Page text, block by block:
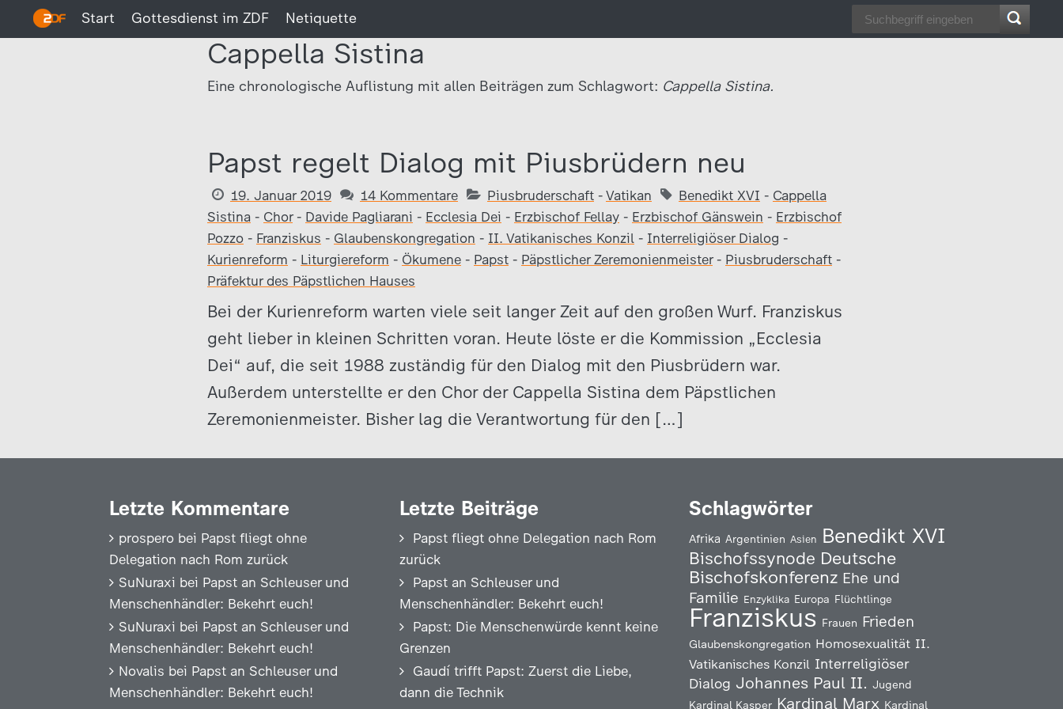
Start Gottesdienst im ZDF Netiquette
Cappella Sistina
Eine chronologische Auflistung mit allen Beiträgen zum Schlagwort: Cappella Sistina.
Papst regelt Dialog mit Piusbrüdern neu
19. Januar 2019 14 Kommentare Piusbruderschaft - Vatikan Benedikt XVI - Cappella
Sistina - Chor- Davide Pagliarani - Ecclesia Dei - Erzbischof Fellay - Erzbischof Gänswein - Erzbischof
Pozzo - Franziskus - Glaubenskongregation - II. Vatikanisches Konzil - Interreligiöser Dialog -
Kurienreform - Liturgiereform - Ökumene - Papst - Päpstlicher Zeremonienmeister- Piusbruderschaft -
Präfektur des Päpstlichen Hauses
Bei der Kurienreform warten viele seit langer Zeit auf den großen Wurf. Franziskus
geht lieber in kleinen Schritten voran. Heute löste er die Kommission „Ecclesia
Dei“ auf, die seit 1988 zuständig für den Dialog mit den Piusbrüdern war.
Außerdem unterstellte er den Chor der Cappella Sistina dem Päpstlichen
Zeremonienmeister. Bisher lag die Verantwortung für den […]
Letzte Kommentare
prospero bei Papst fliegt ohne
Delegation nach Rom zurück
SuNuraxi bei Papst an Schleuser und
Menschenhändler: Bekehrt euch!
SuNuraxi bei Papst an Schleuser und
Menschenhändler: Bekehrt euch!
Novalis bei Papst an Schleuser und
Menschenhändler: Bekehrt euch!
Letzte Beiträge
Papst fliegt ohne Delegation nach Rom
zurück
Papst an Schleuser und
Menschenhändler: Bekehrt euch!
Papst: Die Menschenwürde kennt keine
Grenzen
Gaudí trifft Papst: Zuerst die Liebe,
dann die Technik
Schlagwörter
Afrika Argentinien Asien Benedikt XVI
Bischofssynode Deutsche
Bischofskonferenz Ehe und
Familie Enzyklika Europa Flüchtlinge
Franziskus Frauen Frieden
Glaubenskongregation Homosexualität II.
Vatikanisches Konzil Interreligiöser
Dialog Johannes Paul II. Jugend
Kardinal Kasper Kardinal Marx Kardinal